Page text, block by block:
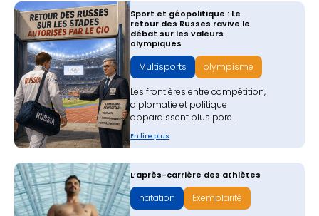
Sport et géopolitique : Le
retour des Russes ravive le
débat sur les valeurs
olympiques
Multisports olympisme
Les frontières entre compétition,
diplomatie et politique
apparaissent plus pore...
En lire plus
L’après-carrière des athlètes
natation Exemplarité